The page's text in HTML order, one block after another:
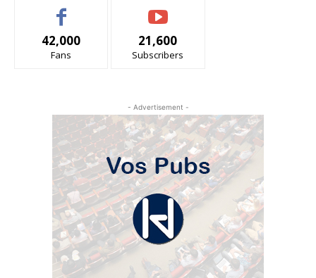
42,000
Fans
21,600
Subscribers
- Advertisement -